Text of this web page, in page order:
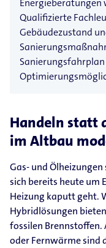
Qualifizierte
Gebäudezustand
Handeln statt
im Altbau
Gas- und
sich bereits heute um
Heizung kaputt geht.
Hybridlösungen
fossilen Brennstoffen.
oder Fernwärme sind